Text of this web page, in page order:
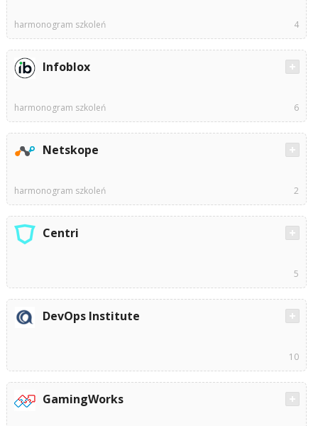
harmonogram szkoleń 4
Infoblox
harmonogram szkoleń 6
Netskope
harmonogram szkoleń 2
Centri
5
DevOps Institute
10
GamingWorks